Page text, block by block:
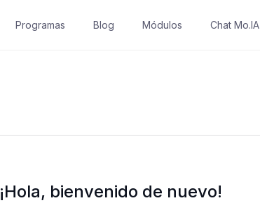
Programas Blog Módulos Chat Mo.IA
¡Hola, bienvenido de nuevo!